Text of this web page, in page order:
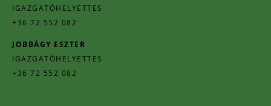
IGAZGATÓHELYETTES
+36 72 552 082
JOBBÁGY ESZTER
IGAZGATÓHELYETTES
+36 72 552 082